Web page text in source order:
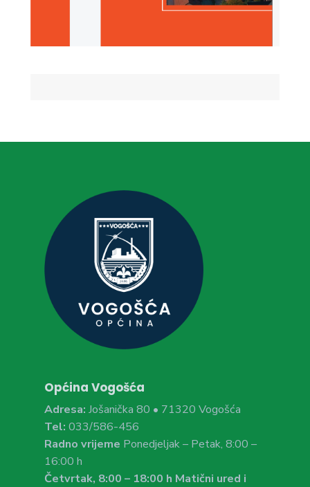
Općina Vogošća
Adresa: Jošanička 80 • 71320 Vogošća
Tel: 033/586-456
Radno vrijeme Ponedjeljak – Petak, 8:00 –
16:00 h
Četvrtak, 8:00 – 18:00 h Matični ured i